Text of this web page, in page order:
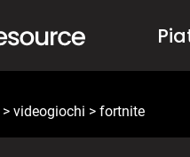
> videogiochi > fortnite